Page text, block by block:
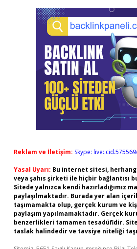
Reklam ve İletişim: Skype:
Yasal Uyarı: Bu internet sitesi,
veya şahıs şirketi ile hiçbir bağlantısı
Sitede yalnızca kendi hazırladığımız
paylaşılmaktadır. Burada yer alan
taşımamakta olup, gerçek kurum ve
paylaşım yapılmamaktadır. Gerçek
benzerlikleri tamamen tesadüfidir.
taslak halindedir ve tavsiye niteliği